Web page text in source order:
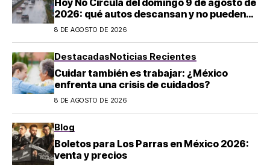
Hoy No Circula del domingo 9 de agosto de
2026: qué autos descansan y no pueden
salir en CDMX y el Estado de México; estos
8 DE AGOSTO DE 2026
DestacadasNoticias Recientes
Cuidar también es trabajar: ¿México
enfrenta una crisis de cuidados?
8 DE AGOSTO DE 2026
Blog
Boletos para Los Parras en México 2026:
venta y precios